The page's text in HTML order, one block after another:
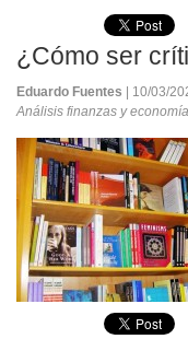
¿Cómo ser
Eduardo Fuentes
| 10/03/
Análisis finanzas y